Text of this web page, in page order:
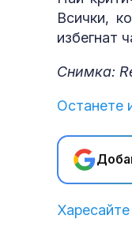
Всички,
избегнат
Снимка:
Останете